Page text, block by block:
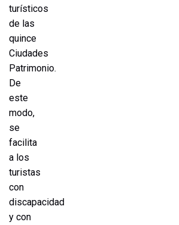
turísticos
de las
quince
Ciudades
Patrimonio.
De
este
modo,
se
facilita
a los
turistas
con
discapacidad
y con